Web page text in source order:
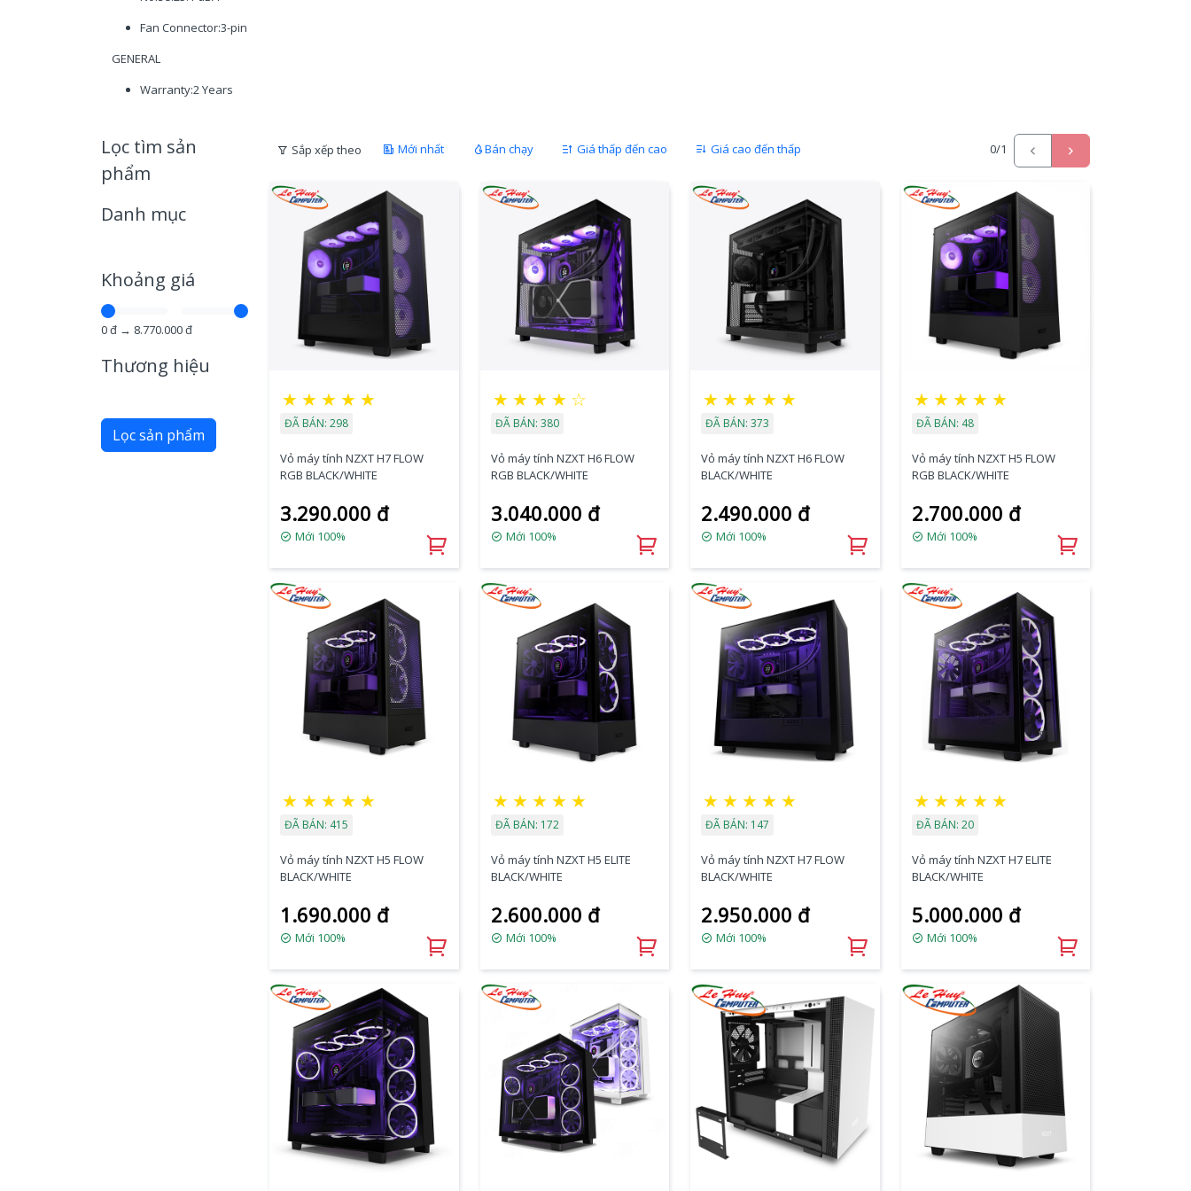
Fan Connector:3-pin
GENERAL
Warranty:2 Years
Lọc tìm sản
phẩm
Danh mục
Khoảng giá
0đ → 8.770.000đ
Thương hiệu
Lọc sản phẩm
Sắp xếp theo Mới nhất Bán chạy Giá thấp đến cao Giá cao đến thấp 0/1
★ ★ ★ ★ ★
ĐÃ BÁN: 298
Vỏ máy tính NZXT H7 FLOW
RGB BLACK/WHITE
3.290.000 đ
Mới 100%
★ ★ ★ ★ ☆
ĐÃ BÁN: 380
Vỏ máy tính NZXT H6 FLOW
RGB BLACK/WHITE
3.040.000 đ
Mới 100%
★ ★ ★ ★ ★
ĐÃ BÁN: 373
Vỏ máy tính NZXT H6 FLOW
BLACK/WHITE
2.490.000 đ
Mới 100%
★ ★ ★ ★ ★
ĐÃ BÁN: 48
Vỏ máy tính NZXT H5 FLOW
RGB BLACK/WHITE
2.700.000 đ
Mới 100%
★ ★ ★ ★ ★
ĐÃ BÁN: 415
Vỏ máy tính NZXT H5 FLOW
BLACK/WHITE
1.690.000 đ
Mới 100%
★ ★ ★ ★ ★
ĐÃ BÁN: 172
Vỏ máy tính NZXT H5 ELITE
BLACK/WHITE
2.600.000 đ
Mới 100%
★ ★ ★ ★ ★
ĐÃ BÁN: 147
Vỏ máy tính NZXT H7 FLOW
BLACK/WHITE
2.950.000 đ
Mới 100%
★ ★ ★ ★ ★
ĐÃ BÁN: 20
Vỏ máy tính NZXT H7 ELITE
BLACK/WHITE
5.000.000 đ
Mới 100%